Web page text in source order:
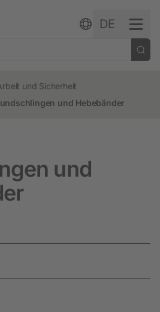
DE
und Sicherheit
und Hebebänder
und